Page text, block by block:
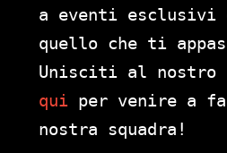
a eventi esclusivi
quello che ti
Unisciti al
qui per venire a
nostra squadra!